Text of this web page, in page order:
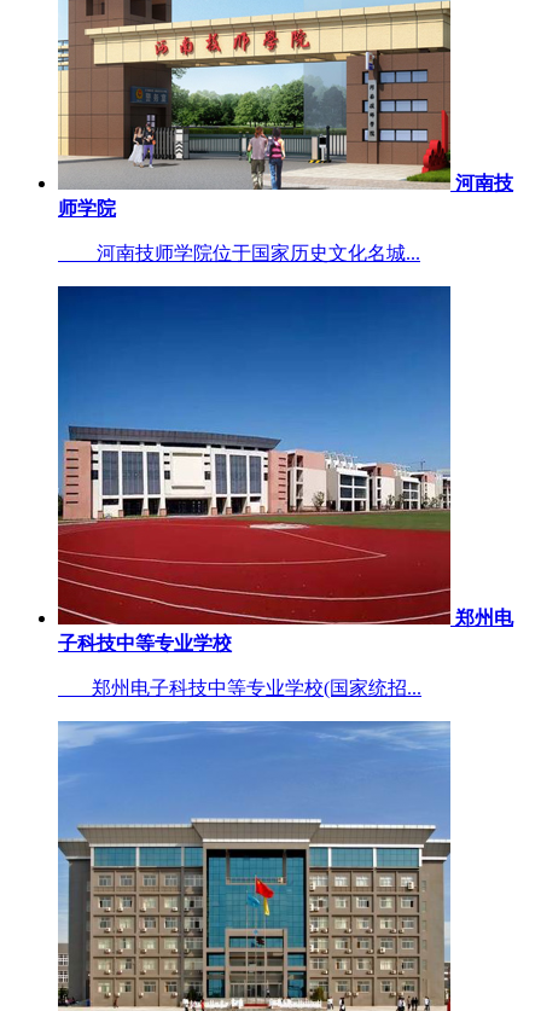
河南技
师学院
河南技师学院位于国家历史文化名城...
郑州电
子科技中等专业学校
郑州电子科技中等专业学校(国家统招...